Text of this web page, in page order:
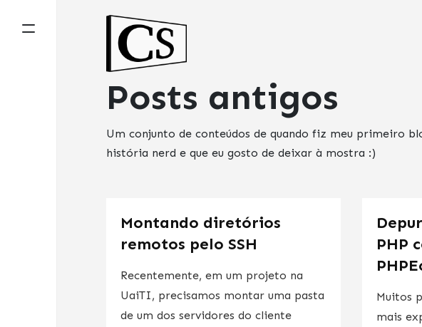
Posts antigos
Um conjunto de conteúdos de quando fiz meu primeiro
história nerd e que eu gosto de deixar à mostra :)
Montando diretórios
remotos pelo SSH
Recentemente, em um projeto na
UaiTI, precisamos montar uma pasta
de um dos servidores do cliente
PHP
Muitos
mais